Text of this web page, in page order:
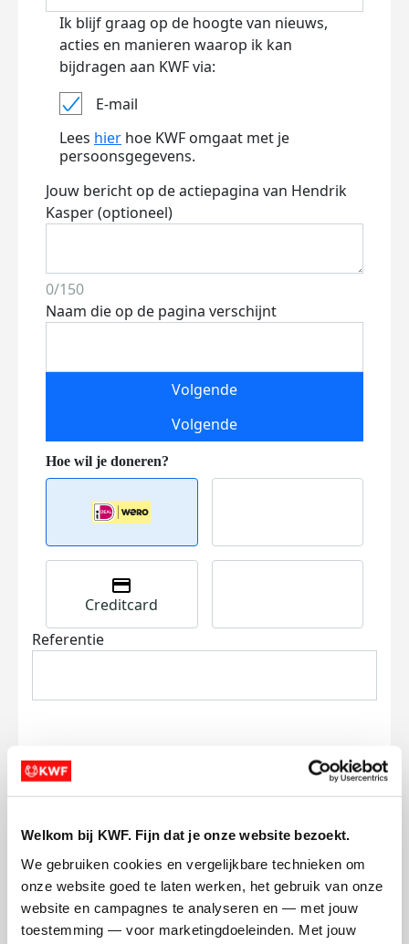
Welkom bij KWF. Fijn dat je onze website bezoekt.
We gebruiken cookies en vergelijkbare technieken om
onze website goed te laten werken, het gebruik van onze
website en campagnes te analyseren en — met jouw
toestemming — voor marketingdoeleinden. Met jouw
Ik blijf graag op de hoogte van nieuws,
acties en manieren waarop ik kan
bijdragen aan KWF via:
E-mail
Lees hier hoe KWF omgaat met je
persoonsgegevens.
Jouw bericht op de actiepagina van Hendrik
Kasper (optioneel)
0/150
Naam die op de pagina verschijnt
Volgende
Volgende
Creditcard
Referentie
en betaal €0.75 extra.
Doneer nu